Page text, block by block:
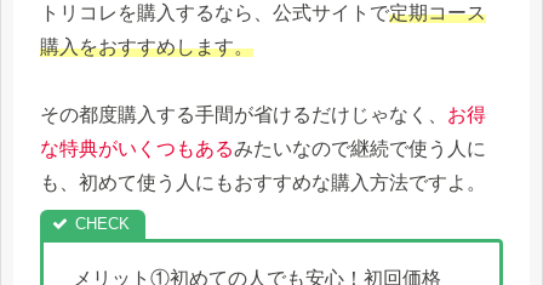
トリコレを購入するなら、公式サイトで定期コース
購入をおすすめします。
その都度購入する手間が省けるだけじゃなく、 お得
な特典がいくつもあるみたいなので継続で使う人に
も、初めて使う人にもおすすめな購入方法ですよ。
メリット①初めての人でも安心！初回価格